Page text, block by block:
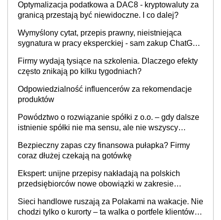
Optymalizacja podatkowa a DAC8 - kryptowaluty za
granicą przestają być niewidoczne. I co dalej?
Wymyślony cytat, przepis prawny, nieistniejąca
sygnatura w pracy eksperckiej - sam zakup ChatGPT
Firmy wydają tysiące na szkolenia. Dlaczego efekty
często znikają po kilku tygodniach?
Odpowiedzialność influencerów za rekomendacje
produktów
Powództwo o rozwiązanie spółki z o.o. – gdy dalsze
istnienie spółki nie ma sensu, ale nie wszyscy
Bezpieczny zapas czy finansowa pułapka? Firmy
coraz dłużej czekają na gotówkę
Ekspert: unijne przepisy nakładają na polskich
przedsiębiorców nowe obowiązki w zakresie
Sieci handlowe ruszają za Polakami na wakacje. Nie
chodzi tylko o kurorty – ta walka o portfele klientów